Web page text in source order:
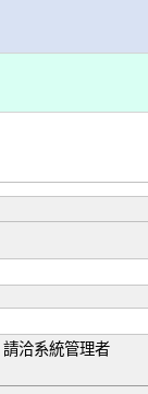
洽系統管理者